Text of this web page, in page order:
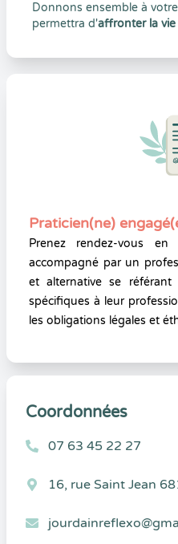
Donnons ensemble à
permettra d'affronter la
Praticien(ne)
Prenez rendez-vous
accompagné par un
et alternative se référant
spécifiques à leur
les obligations légales et
Coordonnées
07 63 45 22 27
16, rue Saint Jean